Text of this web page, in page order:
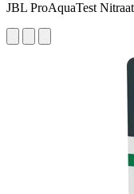
JBL ProAquaTest Nitraat